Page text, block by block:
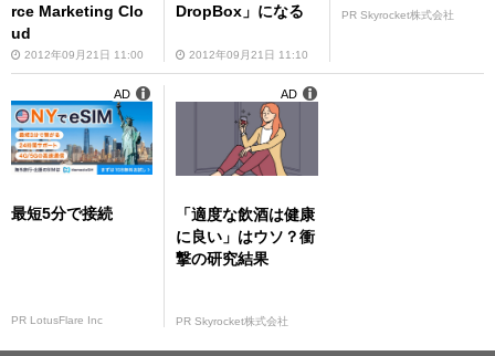
rce Marketing Clo
ud
2012年09月21日 11:00
DropBox」になる
2012年09月21日 11:10
PR Skyrocket株式会社
最短5分で接続
PR LotusFlare Inc
AD
「適度な飲酒は健康
に良い」はウソ？衝
撃の研究結果
PR Skyrocket株式会社
AD